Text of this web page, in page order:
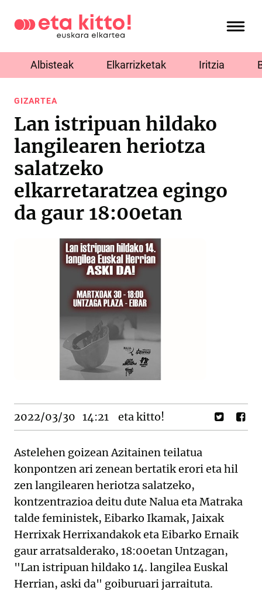
Albisteak Elkarrizketak Iritzia
GIZARTEA
Lan istripuan hildako
langilearen heriotza
salatzeko
elkarretaratzea egingo
da gaur 18:00etan
2022/03/30 14:21 eta kitto!
Astelehen goizean Azitainen teilatua
konpontzen ari zenean bertatik erori eta hil
zen langilearen heriotza salatzeko,
kontzentrazioa deitu dute Nalua eta Matraka
talde feministek, Eibarko Ikamak, Jaixak
Herrixak Herrixandakok eta Eibarko Ernaik
gaur arratsalderako, 18:00etan Untzagan,
"Lan istripuan hildako 14. langilea Euskal
Herrian, aski da" goiburuari jarraituta.